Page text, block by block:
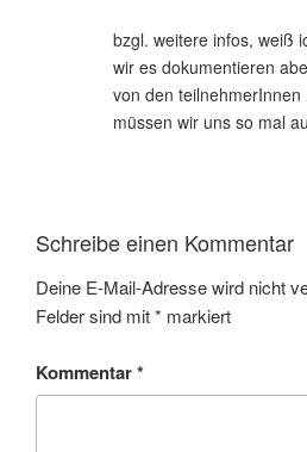
bzgl. weitere infos, weiß
wir es dokumentieren
von den
müssen wir uns so mal
Schreibe einen Kommentar
Deine E-Mail-Adresse wird nicht
Felder sind mit* markiert
Kommentar*